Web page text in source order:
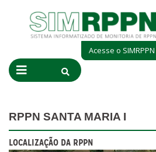
Acesse o SIMRPPN
RPPN SANTA MARIA I
LOCALIZAÇÃO DA RPPN